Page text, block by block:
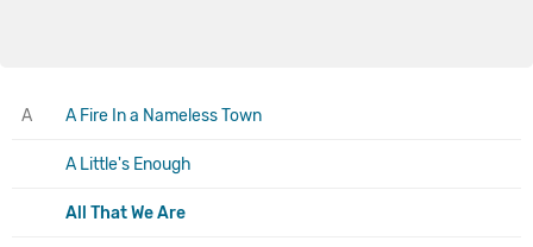
A A Fire In a Nameless Town
A Little's Enough
All That We Are